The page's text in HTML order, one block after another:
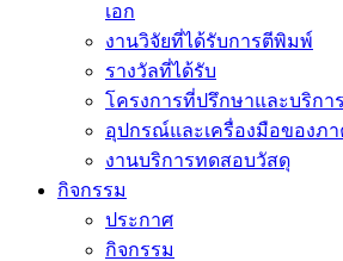
เอก
งานวิจัยที่ได้รับการตีพิมพ์
รางวัลที่ได้รับ
โครงการที่ปรึกษาและบริกา
อุปกรณ์และเครื่องมือของภ
งานบริการทดสอบวัสดุ
กิจกรรม
ประกาศ
กิจกรรม